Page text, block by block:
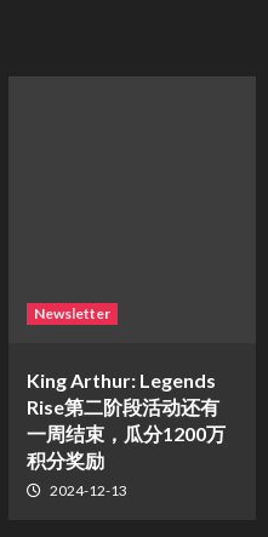
Newsletter
King Arthur: Legends
Rise第二阶段活动还有
一周结束，瓜分1200万
积分奖励
2024-12-13